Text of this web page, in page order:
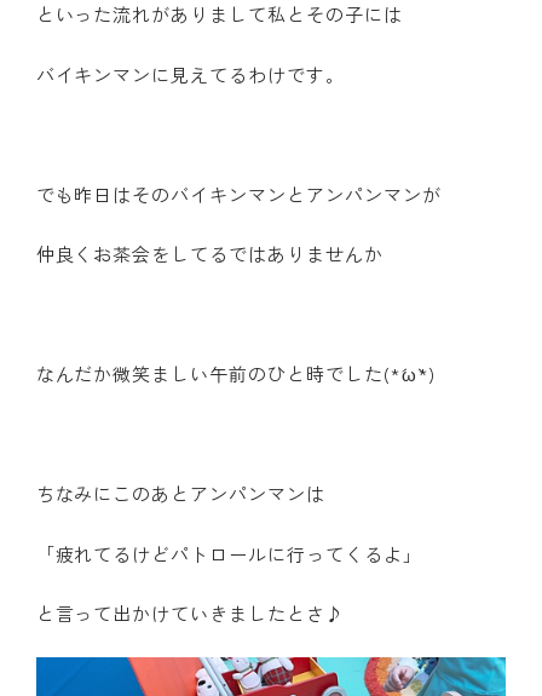
といった流れがありまして私とその子には
バイキンマンに見えてるわけです。
でも昨日はそのバイキンマンとアンパンマンが
仲良くお茶会をしてるではありませんか
なんだか微笑ましい午前のひと時でした(*´ω`*)
ちなみにこのあとアンパンマンは
「疲れてるけどパトロールに行ってくるよ」
と言って出かけていきましたとさ♪